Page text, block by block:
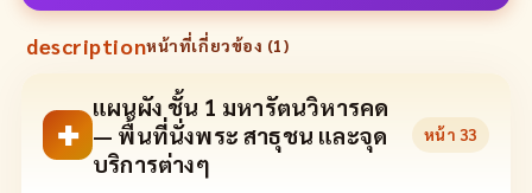
descriptionหน้าที่เกี่ยวข้อง (1)
✚
แผนผัง ชั้น 1 มหารัตนวิหารคด
— พื้นที่นั่งพระ สาธุชน และจุด
บริการต่างๆ
หน้า 33